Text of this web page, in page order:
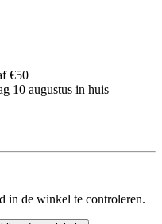
€50
10 augustus in huis
in de winkel te controleren.